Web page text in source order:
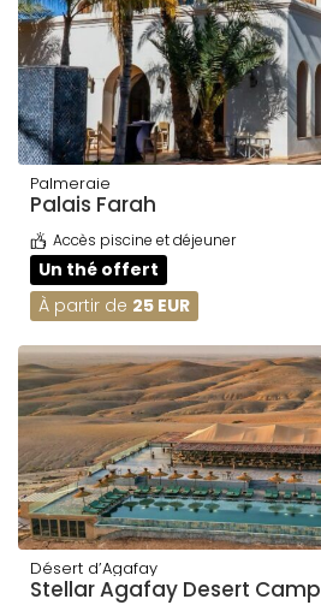
Palmeraie
Palais Farah
Accès piscine et déjeuner
Un thé offert
À partir de 25 EUR
Désert d’Agafay
Stellar Agafay Desert Camp